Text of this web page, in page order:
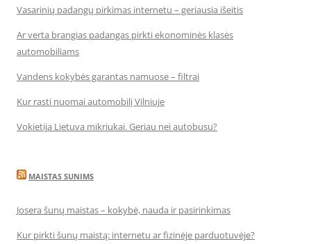
Vasarinių padangų pirkimas internetu – geriausia išeitis
Ar verta brangias padangas pirkti ekonominės klasės
automobiliams
Vandens kokybės garantas namuose – filtrai
Kur rasti nuomai automobilį Vilniuje
Vokietija Lietuva mikriukai. Geriau nei autobusu?
MAISTAS SUNIMS
Josera šunų maistas – kokybė, nauda ir pasirinkimas
Kur pirkti šunų maistą: internetu ar fizinėje parduotuvėje?